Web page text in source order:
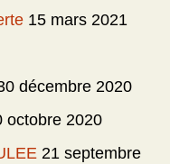
15 mars 2021
décembre 2020
octobre 2020
21 septembre